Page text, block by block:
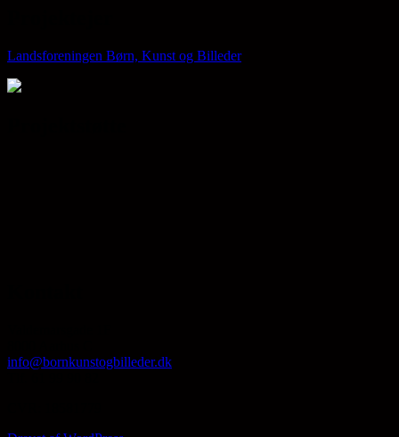
Landsforeningen Børn, Kunst og Billeder
info@bornkunstogbilleder.dk